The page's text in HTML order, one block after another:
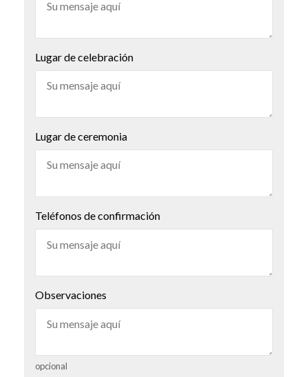
Lugar de celebración
Lugar de ceremonia
Teléfonos de confirmación
Observaciones
opcional